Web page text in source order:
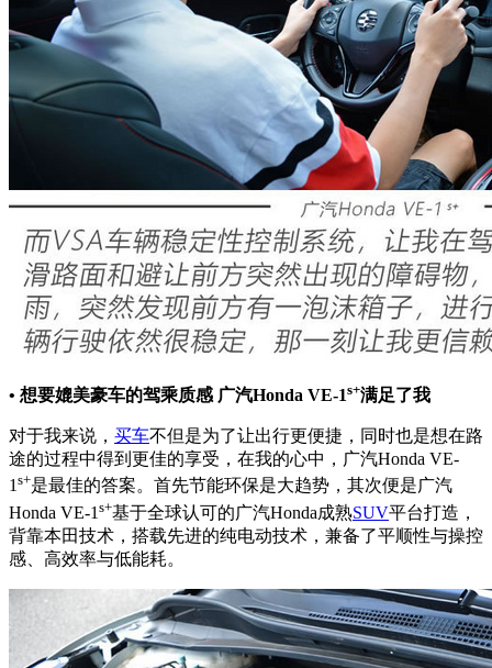
• 想要媲美豪车的驾乘质感 广汽Honda VE-1s+满足了我
对于我来说， 买车不但是为了让出行更便捷，同时也是想在路
途的过程中得到更佳的享受，在我的心中，广汽Honda VE-
1s+是最佳的答案。首先节能环保是大趋势，其次便是广汽
Honda VE-1 s+基于全球认可的广汽Honda成熟SUV平台打造，
背靠本田技术，搭载先进的纯电动技术，兼备了平顺性与操控
感、高效率与低能耗。